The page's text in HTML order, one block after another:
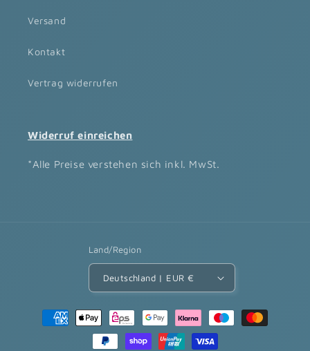
Versand
Kontakt
Vertrag widerrufen
Widerruf einreichen
*Alle Preise verstehen sich inkl. MwSt.
Land/Region
Deutschland | EUR €
Zahlungsmethoden